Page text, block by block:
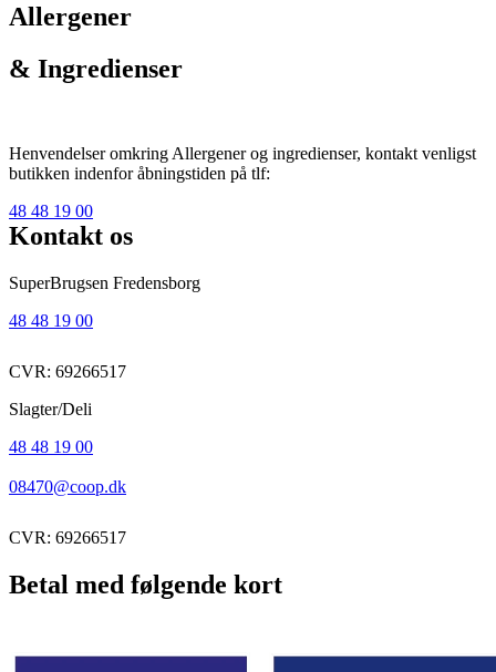
Allergener
& Ingredienser
Henvendelser omkring Allergener og ingredienser, kontakt venligst
butikken indenfor åbningstiden på tlf:
48 48 19 00
Kontakt os
SuperBrugsen Fredensborg
48 48 19 00
CVR: 69266517
Slagter/Deli
48 48 19 00
08470@coop.dk
CVR: 69266517
Betal med følgende kort